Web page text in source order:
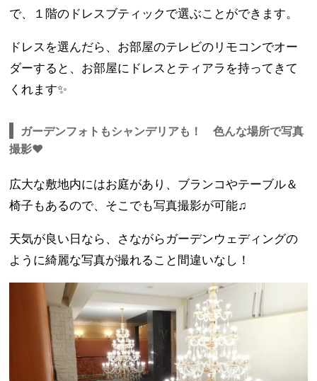
で、１階のドレスブティックで選ぶことができます。
ドレスを選んだら、お部屋のテレビのリモコンでオー
ダーすると、お部屋にドレスとティアラを持ってきて
くれます✨
ガーデンフォトもシャンデリアも！ 色んな場所で写真
撮影❤︎
広大な敷地内にはお庭があり、ブランコやテーブル＆
椅子もあるので、そこでも写真撮影が可能♫
天気が良い日なら、さながらガーデンウェディングの
ように綺麗な写真が撮れること間違いなし！